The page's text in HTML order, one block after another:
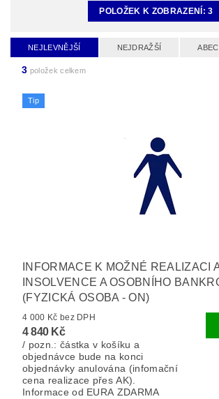
POLOŽEK K ZOBRAZENÍ:3
NEJLEVNĚJŠÍ NEJDRAŽŠÍ
3 položek celkem
Tip
INFORMACE K MOŽNÉ REALIZACI
INSOLVENCE A OSOBNÍHO
(FYZICKÁ OSOBA - ON)
4 000 Kč bez DPH
4 840 Kč
/ pozn.: částka v košíku a
objednávce bude na konci
objednávky anulována (infomační
cena realizace přes AK).
Informace od EURA ZDARMA